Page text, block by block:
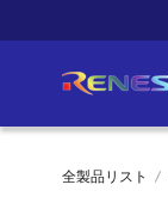
イ
ン
全製品リスト